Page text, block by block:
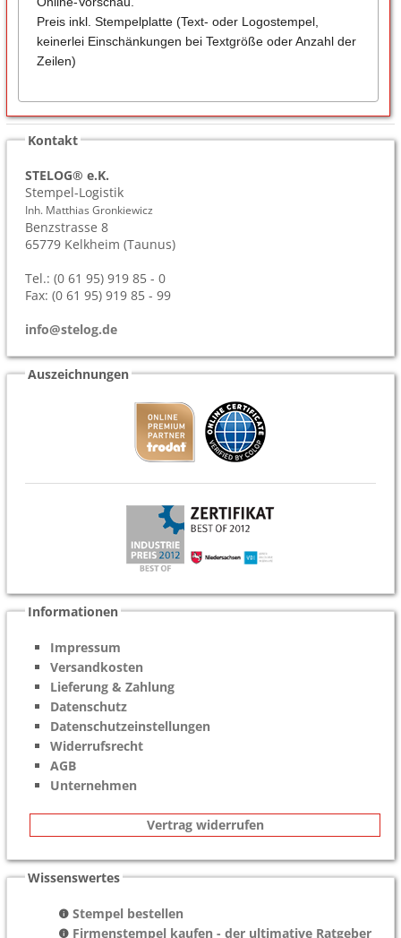
Preis inkl. Stempelplatte (Text- oder Logostempel,
keinerlei Einschänkungen bei Textgröße oder Anzahl der
Zeilen)
Kontakt
STELOG® e.K.
Stempel-Logistik
Inh. Matthias Gronkiewicz
Benzstrasse 8
65779 Kelkheim (Taunus)
Tel.: (0 61 95) 919 85 - 0
Fax: (0 61 95) 919 85 - 99
info@stelog.de
Auszeichnungen
Informationen
Impressum
Versandkosten
Lieferung & Zahlung
Datenschutz
Datenschutzeinstellungen
Widerrufsrecht
AGB
Unternehmen
Vertrag widerrufen
Wissenswertes
Stempel bestellen
Firmenstempel kaufen - der ultimative Ratgeber